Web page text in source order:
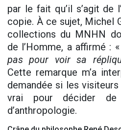
par le fait qu’il s’agit de
copie. À ce sujet, Michel
collections du MNHN
de l’Homme, a affirmé : «
pas pour voir sa
Cette remarque m’a
demandée si les
vrai pour décider
d’anthropologie.